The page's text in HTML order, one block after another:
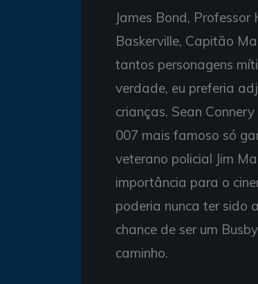
James Bond,
Baskerville, Capitão
tantos personagens
verdade, eu preferia
crianças. Sean
007 mais famoso só
veterano policial Jim
importância para o
poderia nunca ter sido
chance de ser um
caminho.